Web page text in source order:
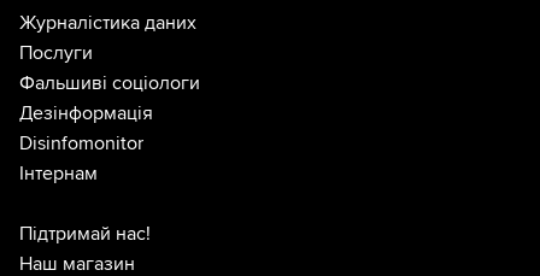
Журналістика даних
Послуги
Фальшиві соціологи
Дезінформація
Disinfomonitor
Інтернам
Підтримай нас!
Наш магазин